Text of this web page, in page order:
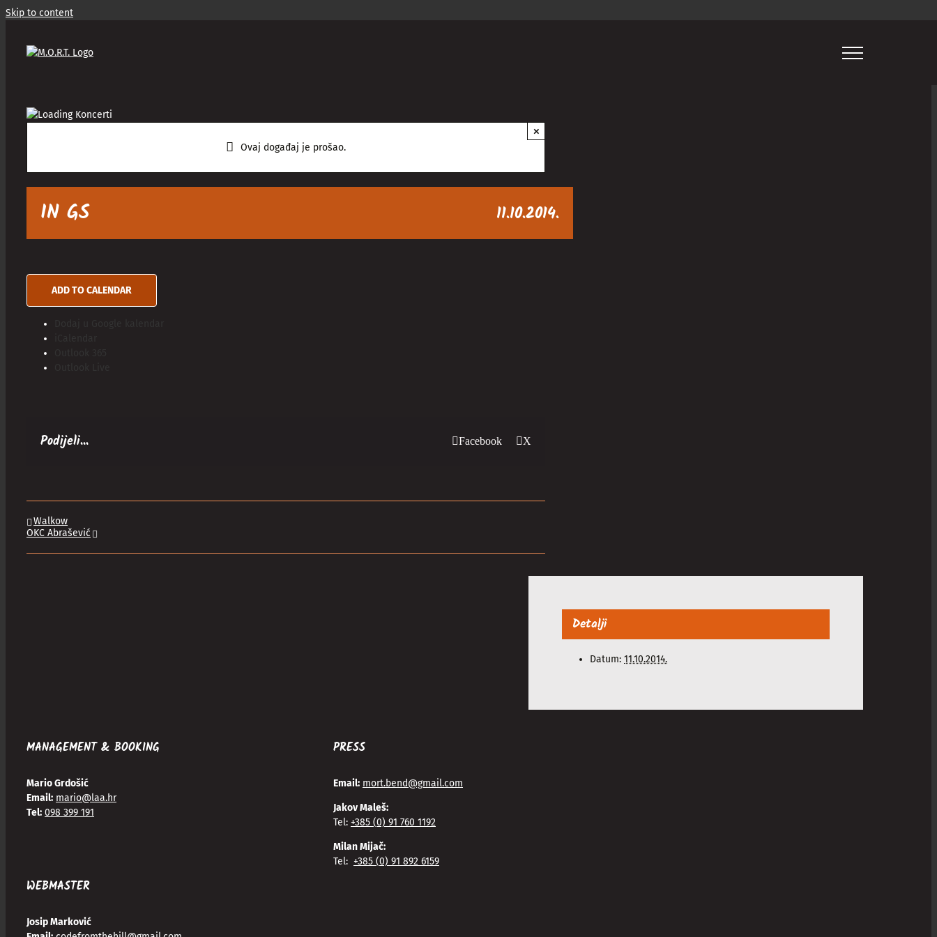
Skip to content
Ovaj događaj je prošao.
×
IN GS 11.10.2014.
ADD TO CALENDAR
Podijeli... Facebook X
Walkow
OKC Abrašević
Detalji
Datum: 11.10.2014.
MANAGEMENT & BOOKING
Mario Grdošić
Email: mario@laa.hr
Tel: 098 399 191
PRESS
Email: mort.bend@gmail.com
Jakov Maleš:
Tel: +385 (0) 91 760 1192
Milan Mijač:
Tel: +385 (0) 91 892 6159
WEBMASTER
Josip Marković